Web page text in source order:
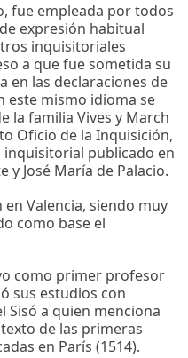
fue empleada por todos
expresión habitual
inquisitoriales
a que fue sometida su
en las declaraciones de
este mismo idioma se
la familia Vives y March
Oficio de la Inquisición,
inquisitorial publicado en
y José María de Palacio.
Valencia, siendo muy
como base el
como primer profesor
sus estudios con
Sisó a quien menciona
de las primeras
en París (1514).